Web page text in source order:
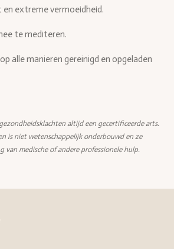
extreme vermoeidheid.
te mediteren.
alle manieren gereinigd en opgeladen
altijd een gecertificeerde arts.
is niet wetenschappelijk onderbouwd en ze
van medische of andere professionele hulp.